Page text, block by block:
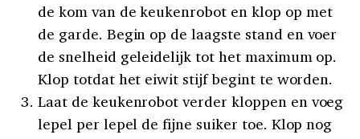
de kom van de keukenrobot en klop op met
de garde. Begin op de laagste stand en voer
de snelheid geleidelijk tot het maximum op.
Klop totdat het eiwit stijf begint te worden.
Laat de keukenrobot verder kloppen en voeg
lepel per lepel de fijne suiker toe. Klop nog